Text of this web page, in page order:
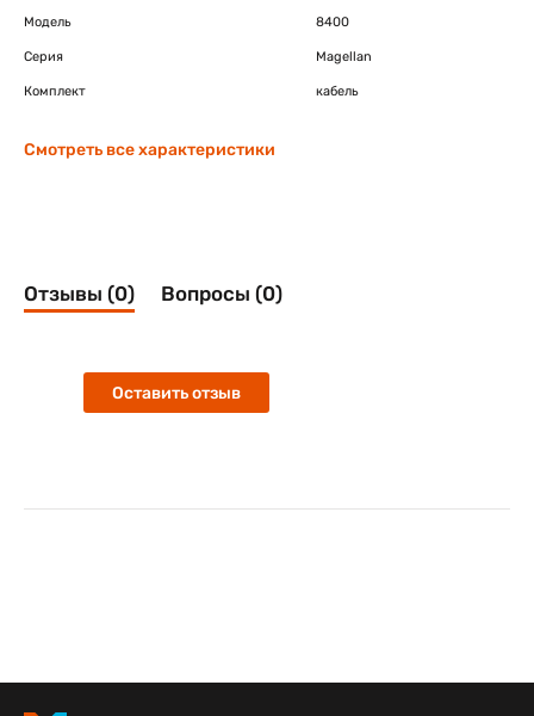
Модель 8400
Серия Magellan
Комплект кабель
Смотреть все характеристики
Отзывы (0) Вопросы (0)
Оставить отзыв